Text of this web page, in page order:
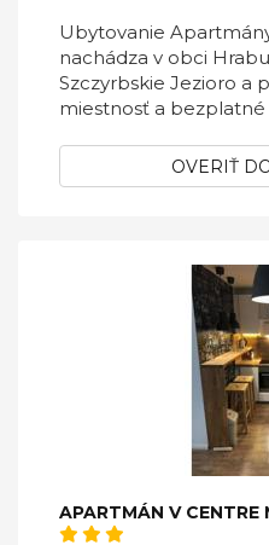
Ubytovanie
nachádza v obci
Szczyrbskie Jezioro a
miestnosť a bezplatné
OVERIŤ
APARTMÁN V CENTRE